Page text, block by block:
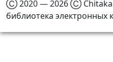
Ⓒ 2020 — 2026 Ⓒ
библиотека электронных